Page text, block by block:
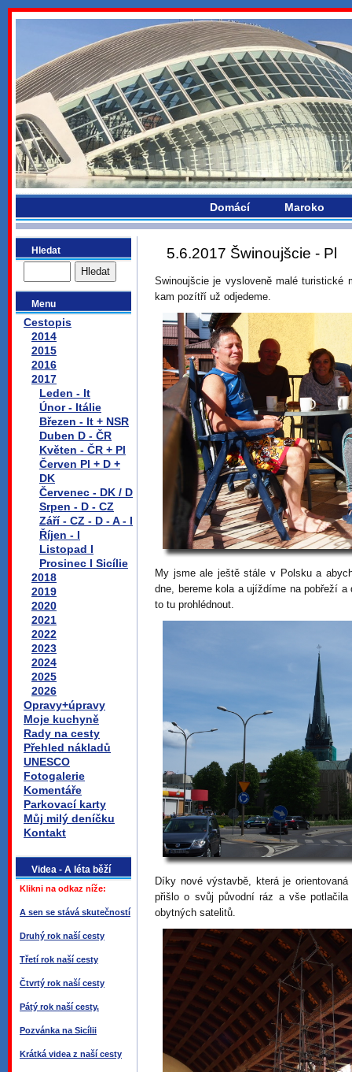
bydlikemevropou.com
Domácí Maroko
Hledat
Menu
Cestopis
2014
2015
2016
2017
Leden - It
Únor - Itálie
Březen - It + NSR
Duben D - ČR
Květen - ČR + Pl
Červen Pl + D +
DK
Červenec - DK / D
Srpen - D - CZ
Září - CZ - D - A - I
Říjen - I
Listopad I
Prosinec I Sicílie
2018
2019
2020
2021
2022
2023
2024
2025
2026
Opravy+úpravy
Moje kuchyně
Rady na cesty
Přehled nákladů
UNESCO
Fotogalerie
Komentáře
Parkovací karty
Můj milý deníčku
Kontakt
Videa - A léta běží
Klikni na odkaz níže:
A sen se stává skutečností
Druhý rok naší cesty
Třetí rok naší cesty
Čtvrtý rok naší cesty
Pátý rok naší cesty.
Pozvánka na Sicílii
Krátká videa z naší cesty
5.6.2017 Šwinoujšcie - Pl
Swinoujšcie je vysloveně malé turistické
kam pozítří už odjedeme.
My jsme ale ještě stále v Polsku a
dne, bereme kola a ujíždíme na pobřeží
to tu prohlédnout.
Díky nové výstavbě, která je
přišlo o svůj původní ráz a vše
obytných satelitů.